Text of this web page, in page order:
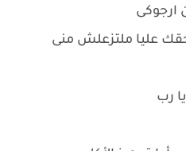
ارجوكى
عليا ملتزعلش منى
رب